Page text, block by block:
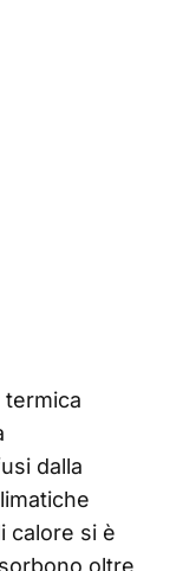
termica
dalla
calore si è
oltre